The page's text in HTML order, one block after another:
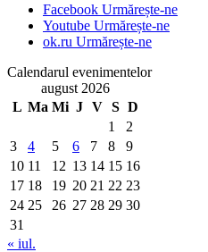
Facebook Urmărește-ne
Youtube Urmărește-ne
ok.ru Urmărește-ne
Calendarul evenimentelor
august 2026
L Ma Mi J V S D
1
2
3
4 5 6 7 8
9
10 11 12 13 14 15 16
17 18 19 20 21 22 23
24 25 26 27 28 29 30
31
« iul.